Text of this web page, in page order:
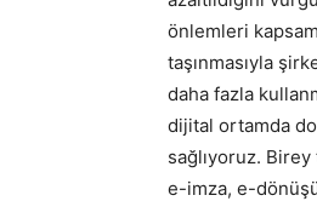
önlemleri
taşınmasıyla
daha fazla
dijital ortamda
sağlıyoruz.
e-imza, e-